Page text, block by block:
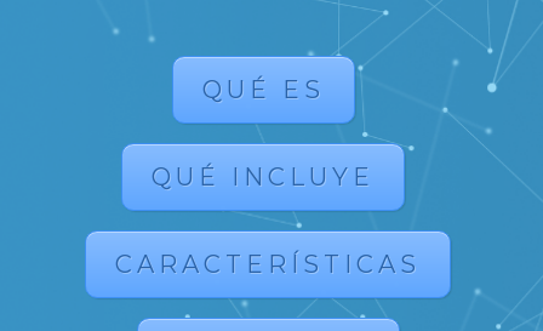
QUÉ ES
QUÉ INCLUYE
CARACTERÍSTICAS